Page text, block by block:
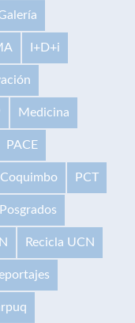
I+D+i
Medicina
PACE
PCT
Posgrados
Recicla UCN